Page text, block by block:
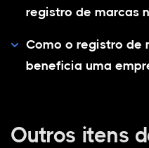
registro de marcas
Como o registro de
beneficia uma
Outros itens